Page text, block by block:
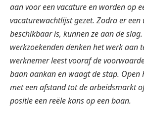
aan voor een vacature en worden op
vacaturewachtlijst gezet. Zodra er een
beschikbaar is, kunnen ze aan de
werkzoekenden denken het werk aan
werknemer leest vooraf de
baan aankan en waagt de stap. Open
met een afstand tot de arbeidsmarkt
positie een reële kans op een baan.